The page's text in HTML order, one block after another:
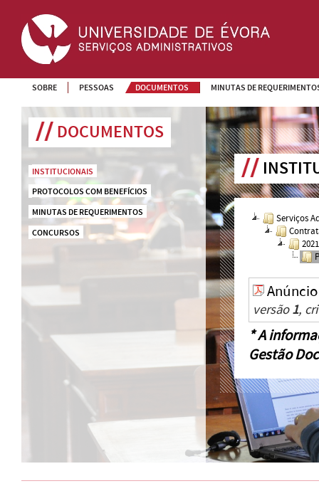
SOBRE PESSOAS DOCUMENTOS MINUTAS DE
DOCUMENTOS
INSTITUCIONAIS
PROTOCOLOS COM BENEFÍCIOS
MINUTAS DE REQUERIMENTOS
CONCURSOS
Serviços
2021
versão1,
* A
Gestão